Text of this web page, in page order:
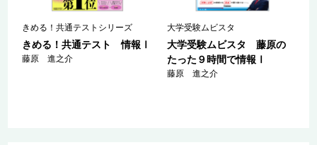
きめる！共通テストシリーズ
きめる！共通テスト 情報Ⅰ
藤原 進之介
大学受験ムビスタ
大学受験ムビスタ 藤原の
たった９時間で情報Ⅰ
藤原 進之介